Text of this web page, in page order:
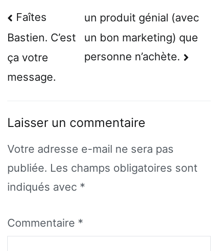
Navigation
de
l’article
Faîtes
Bastien. C’est
ça votre
message.
un produit génial (avec
un bon marketing) que
personne n’achète.
Laisser un commentaire
Votre adresse e-mail ne sera pas
publiée. Les champs obligatoires sont
indiqués avec *
Commentaire *